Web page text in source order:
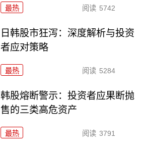
最热 阅读 5742
日韩股市狂泻：深度解析与投资
者应对策略
最热 阅读 5284
韩股熔断警示：投资者应果断抛
售的三类高危资产
最热 阅读 3791